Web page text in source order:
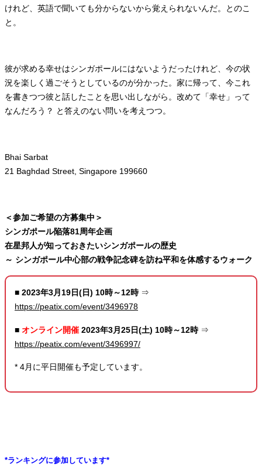
けれど、英語で聞いても分からないから覚えられないんだ。とのこ
と。
彼が求める幸せはシンガポールにはないようだったけれど、今の状
況を楽しく過ごそうとしているのが分かった。家に帰って、今これ
を書きつつ彼と話したことを思い出しながら。改めて「幸せ」って
なんだろう？ と答えのない問いを考えつつ。
Bhai Sarbat
21 Baghdad Street, Singapore 199660
＜参加ご希望の方募集中＞
シンガポール陥落81周年企画
在星邦人が知っておきたいシンガポールの歴史
～ シンガポール中心部の戦争記念碑を訪ね平和を体感するウォーク
■ 2023年3月19日(日) 10時～12時⇒
https://peatix.com/event/3496978
■ オンライン開催 2023年3月25日(土) 10時～12時⇒
https://peatix.com/event/3496997/
* 4月に平日開催も予定しています。
*ランキングに参加しています*